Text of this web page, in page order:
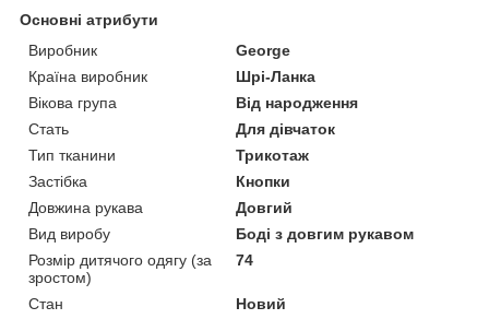
Основні атрибути
Виробник
George
Країна виробник
Шрі-Ланка
Вікова група
Від народження
Стать
Для дівчаток
Тип тканини
Трикотаж
Застібка
Кнопки
Довжина рукава
Довгий
Вид виробу
Боді з довгим рукавом
Розмір дитячого одягу (за
зростом)
74
Стан
Новий